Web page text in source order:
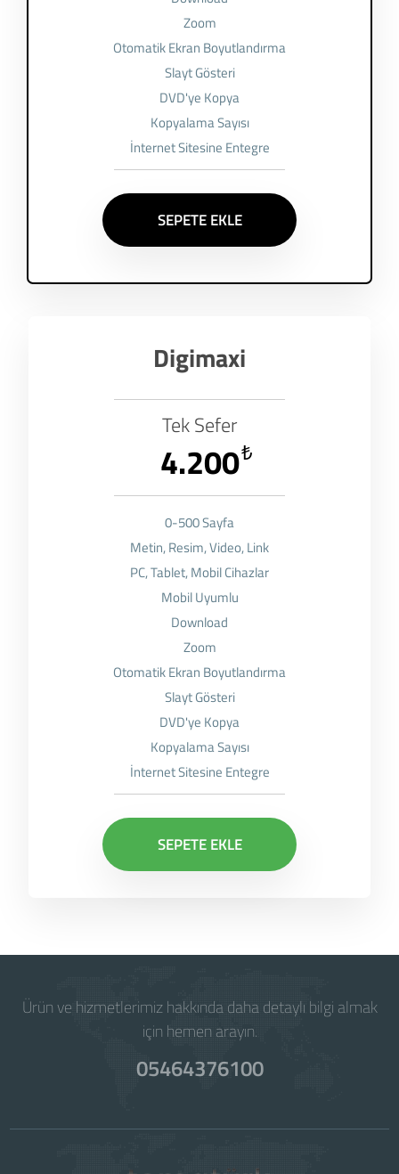
Zoom
Otomatik Ekran Boyutlandırma
Slayt Gösteri
DVD'ye Kopya
Kopyalama Sayısı
İnternet Sitesine Entegre
SEPETE EKLE
Digimaxi
Tek Sefer
₺
4.200
0-500 Sayfa
Metin, Resim, Video, Link
PC, Tablet, Mobil Cihazlar
Mobil Uyumlu
Download
Zoom
Otomatik Ekran Boyutlandırma
Slayt Gösteri
DVD'ye Kopya
Kopyalama Sayısı
İnternet Sitesine Entegre
SEPETE EKLE
Ürün ve hizmetlerimiz hakkında daha detaylı bilgi almak
için hemen arayın.
05464376100